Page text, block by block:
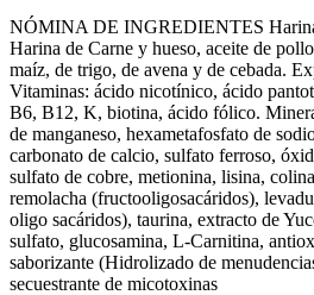
NÓMINA DE INGREDIENTES
Harina de Carne y hueso, aceite de
maíz, de trigo, de avena y de cebada.
Vitaminas: ácido nicotínico, ácido
B6, B12, K, biotina, ácido fólico.
de manganeso, hexametafosfato de
carbonato de calcio, sulfato ferroso,
sulfato de cobre, metionina, lisina,
remolacha (fructooligosacáridos),
oligo sacáridos), taurina, extracto de
sulfato, glucosamina, L-Carnitina,
saborizante (Hidrolizado de
secuestrante de micotoxinas